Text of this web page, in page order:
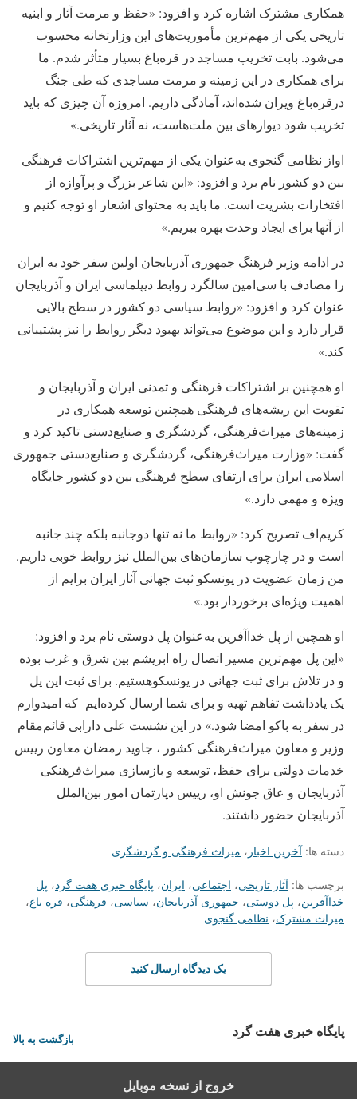
همکاری مشترک اشاره کرد و افزود: «حفظ و مرمت آثار و ابنیه
تاریخی یکی از مهم‌ترین مأموریت‌های این وزارتخانه محسوب
می‌شود. بابت تخریب مساجد در قره‌باغ بسیار متأثر شدم. ما
برای همکاری در این زمینه و مرمت مساجدی که طی جنگ
درقره‌باغ ویران شده‌اند، آمادگی داریم. امروزه آن چیزی که باید
تخریب شود دیوارهای بین ملت‌هاست، نه آثار تاریخی.»
اواز نظامی گنجوی به‌عنوان یکی از مهم‌ترین اشتراکات فرهنگی
بین دو کشور نام برد و افزود: «این شاعر بزرگ و پرآوازه از
افتخارات بشریت است. ما باید به محتوای اشعار او توجه کنیم و
از آنها برای ایجاد وحدت بهره ببریم.»
در ادامه وزیر فرهنگ جمهوری آذربایجان اولین سفر خود به ایران
را مصادف با سی‌امین سالگرد روابط دیپلماسی ایران و آذربایجان
عنوان کرد و افزود: «روابط سیاسی دو‌ کشور در سطح بالایی
قرار دارد و این موضوع می‌تواند بهبود دیگر روابط را نیز پشتیبانی
کند.»
او همچنین بر اشتراکات فرهنگی و تمدنی ایران و آذربایجان و
تقویت این ریشه‌های فرهنگی همچنین توسعه همکاری در
زمینه‌های میراث‌فرهنگی، گردشگری و صنایع‌دستی تاکید کرد و
گفت: «وزارت میراث‌فرهنگی، گردشگری و صنایع‌دستی جمهوری
اسلامی ایران برای ارتقای سطح فرهنگی بین دو کشور جایگاه
ویژه و مهمی دارد.»
کریم‌اف تصریح کرد: «روابط ما نه تنها دو‌جانبه بلکه چند جانبه
است و در چارچوب سازمان‌های بین‌الملل نیز روابط خوبی داریم.
من زمان عضویت در یونسکو ثبت جهانی آثار ایران برایم از
اهمیت ویژه‌ای برخوردار بود.»
او همچین از پل خداآفرین به‌عنوان پل دوستی نام برد و افزود:
«این پل مهم‌ترین مسیر اتصال راه ابریشم بین شرق و غرب بوده
و در تلاش برای ثبت جهانی در یونسکو‌هستیم. برای ثبت این پل
یک یادداشت تفاهم تهیه و برای شما ارسال کرده‌ایم که امیدوارم
در سفر به باکو امضا شود.» در این نشست علی دارابی قائم‌مقام
وزیر و معاون میراث‌فرهنگی کشور ، جاوید رمضان معاون رییس
خدمات دولتی برای حفظ، توسعه و بازسازی میراث‌فرهنکی
آذربایجان و عاق جونش او، رییس دپارتمان امور بین‌الملل
آذربایجان حضور داشتند.
دسته ها: آخرین اخبار ، میراث فرهنگی و گردشگری
برچسب ها: آثار تاریخی، اجتماعی، ایران، پایگاه خبری هفت گرد، پل
خداآفرین، پل دوستی، جمهوری آذربایجان، سیاسی، فرهنگی، قره باغ،
میراث مشترک، نظامی گنجوی
یک دیدگاه ارسال کنید
پایگاه خبری هفت گرد بازگشت به بالا
خروج از نسخه موبایل